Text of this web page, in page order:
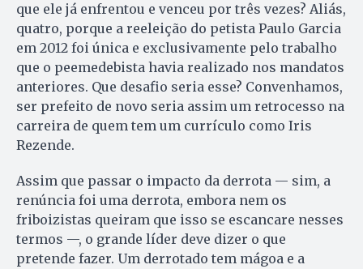
que ele já enfrentou e venceu por três vezes? Aliás,
quatro, porque a reeleição do petista Paulo Garcia
em 2012 foi única e exclusivamente pelo trabalho
que o peemedebista havia realizado nos mandatos
anteriores. Que desafio seria esse? Con­ve­nha­mos,
ser prefeito de novo seria assim um retrocesso na
carreira de quem tem um currículo como Iris
Rezende.
Assim que passar o impacto da derrota — sim, a
renúncia foi uma derrota, embora nem os
friboizistas queiram que isso se escancare nesses
termos —, o grande líder deve dizer o que
pretende fazer. Um derrotado tem mágoa e a